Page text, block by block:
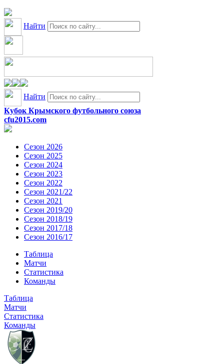
Найти
Найти
Кубок Крымского футбольного союза
cfu2015.com
Сезон 2026
Сезон 2025
Сезон 2024
Сезон 2023
Сезон 2022
Сезон 2021/22
Сезон 2021
Сезон 2019/20
Сезон 2018/19
Сезон 2017/18
Сезон 2016/17
Таблица
Матчи
Статистика
Команды
Таблица
Матчи
Статистика
Команды